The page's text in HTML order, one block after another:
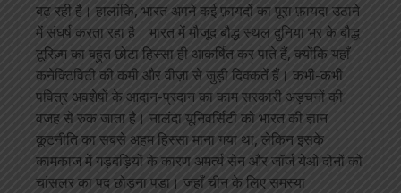
बढ़ रही है। हालांकि, भारत अपने कई फ़ायदों का पूरा फ़ायदा उठाने
में संघर्ष करता रहा है। भारत में मौजूद बौद्ध स्थल दुनिया भर के बौद्ध
टूरिज़्म का बहुत छोटा हिस्सा ही आकर्षित कर पाते हैं, क्योंकि यहाँ
कनेक्टिविटी की कमी और वीज़ा से जुड़ी दिक्कतें हैं। कभी-कभी
पवित्र अवशेषों के आदान-प्रदान का काम सरकारी अड़चनों की
वजह से रुक जाता है। नालंदा यूनिवर्सिटी को भारत की ज्ञान
कूटनीति का सबसे अहम हिस्सा माना गया था, लेकिन इसके
कामकाज में गड़बड़ियों के कारण अमर्त्य सेन और जॉर्ज येओ दोनों को
चांसलर का पद छोड़ना पड़ा। जहाँ चीन के लिए समस्या